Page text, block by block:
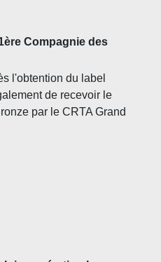
Compagnie des
l'obtention du label
de recevoir le
par le CRTA Grand